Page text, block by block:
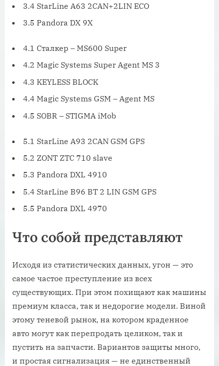
3.4 StarLine A63 2CAN+2LIN ECO
3.5 Pandora DX 9X
4.1 Сталкер – MS600 Super
4.2 Magic Systems Super Agent MS 3
4.3 KEYLESS BLOCK
4.4 Magic Systems GSM – Agent MS
4.5 SOBR – STIGMA iMob
5.1 StarLine A93 2CAN GSM GPS
5.2 ZONT ZTC 710 slave
5.3 Pandora DXL 4910
5.4 StarLine B96 BT 2 LIN GSM GPS
5.5 Pandora DXL 4970
Что собой представляют
Исходя из статистических данных, угон — это
самое частое преступление из всех
существующих. При этом похищают как машины
премиум класса, так и недорогие модели. Виной
этому теневой рынок, на котором краденное
авто могут как перепродать целиком, так и
пустить на запчасти. Вариантов защиты много,
и простая сигнализация — не единственный